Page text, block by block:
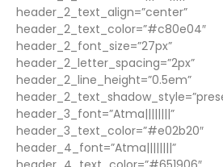
header_2_text_align=”center”
header_2_text_color=”#c80e04″
header_2_font_size=”27px”
header_2_letter_spacing=”2px”
header_2_line_height=”0.5em”
header_3_font=”Atma||||||||”
header_3_text_color=”#e02b20″
header_4_font=”Atma||||||||”